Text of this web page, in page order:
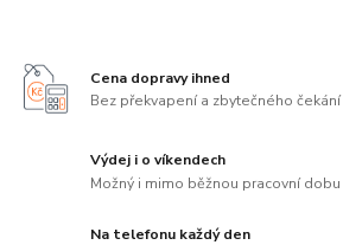
Cena dopravy ihned
Bez překvapení a zbytečného čekání
Výdej i o víkendech
Možný i mimo běžnou pracovní dobu
Na telefonu každý den